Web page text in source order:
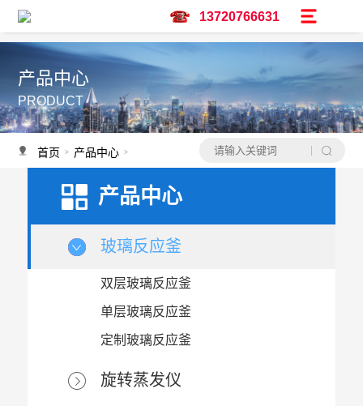
13720766631
产品中心
PRODUCT
首页 > 产品中心 >
产品中心
玻璃反应釜
双层玻璃反应釜
单层玻璃反应釜
定制玻璃反应釜
旋转蒸发仪